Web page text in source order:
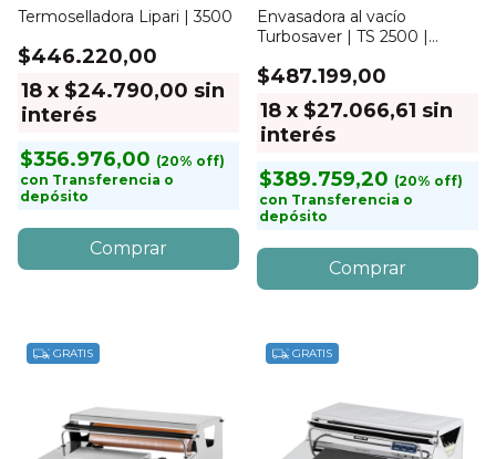
Termoselladora Lipari | 3500
$446.220,00
18 x $24.790,00 sin
interés
$356.976,00
con Transferencia o
depósito
Envasadora al vacío
Turbosaver | TS 2500 |
$487.199,00
18 x $27.066,61 sin
interés
$389.759,20
con Transferencia o
depósito
GRATIS GRATIS